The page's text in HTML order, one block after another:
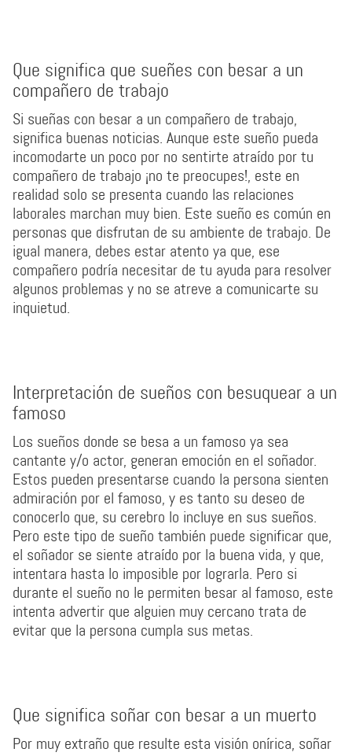
Que significa que sueñes con besar a un
compañero de trabajo
Si sueñas con besar a un compañero de trabajo,
significa buenas noticias. Aunque este sueño pueda
incomodarte un poco por no sentirte atraído por tu
compañero de trabajo ¡no te preocupes!, este en
realidad solo se presenta cuando las relaciones
laborales marchan muy bien. Este sueño es común en
personas que disfrutan de su ambiente de trabajo. De
igual manera, debes estar atento ya que, ese
compañero podría necesitar de tu ayuda para resolver
algunos problemas y no se atreve a comunicarte su
inquietud.
Interpretación de sueños con besuquear a un
famoso
Los sueños donde se besa a un famoso ya sea
cantante y/o actor, generan emoción en el soñador.
Estos pueden presentarse cuando la persona sienten
admiración por el famoso, y es tanto su deseo de
conocerlo que, su cerebro lo incluye en sus sueños.
Pero este tipo de sueño también puede significar que,
el soñador se siente atraído por la buena vida, y que,
intentara hasta lo imposible por lograrla. Pero si
durante el sueño no le permiten besar al famoso, este
intenta advertir que alguien muy cercano trata de
evitar que la persona cumpla sus metas.
Que significa soñar con besar a un muerto
Por muy extraño que resulte esta visión onírica, soñar